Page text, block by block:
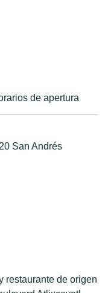
de apertura
San Andrés
restaurante de origen